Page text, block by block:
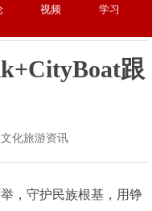
视频
学习
跟
化旅游资讯
，守护民族根基，用铮